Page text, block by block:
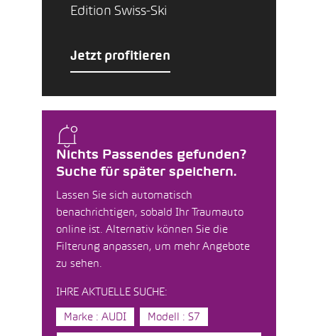
Nichts Passendes gefunden?
Suche für später speichern.
Lassen Sie sich automatisch
benachrichtigen, sobald Ihr Traumauto
online ist. Alternativ können Sie die
Filterung anpassen, um mehr Angebote
zu sehen.
IHRE AKTUELLE SUCHE:
Marke : AUDI Modell : S7
Edition Swiss-Ski
Jetzt profitieren